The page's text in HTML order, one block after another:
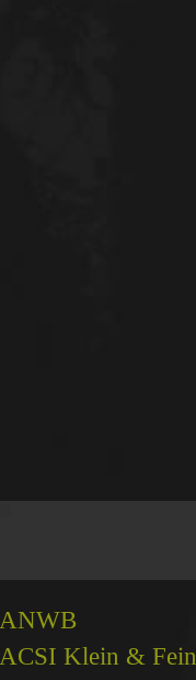
ANWB
ACSI Klein & Fein